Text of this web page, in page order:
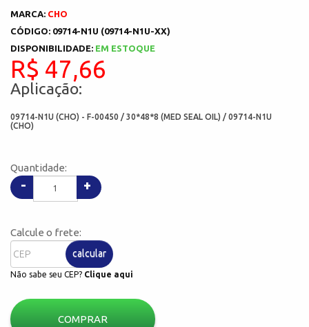
MARCA: CHO
CÓDIGO: 09714-N1U (09714-N1U-XX)
DISPONIBILIDADE: EM ESTOQUE
R$ 47,66
Aplicação:
09714-N1U (CHO) - F-00450 / 30*48*8 (MED SEAL OIL) / 09714-N1U
(CHO)
Quantidade:
- +
Calcule o frete:
calcular
Não sabe seu CEP? Clique aqui
COMPRAR